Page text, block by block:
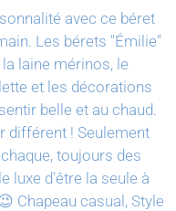
avec ce béret
Les bérets "Émilie"
laine mérinos, le
et les décorations
belle et au chaud.
différent ! Seulement
toujours des
luxe d'être la seule à
Chapeau casual, Style